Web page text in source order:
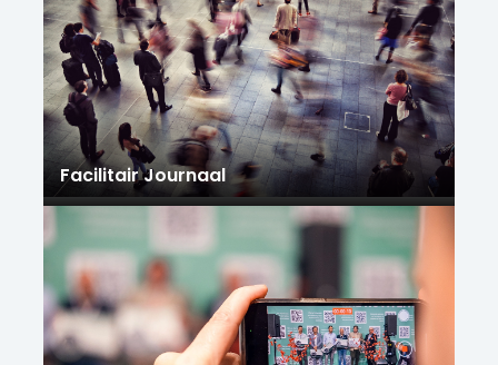
Facilitair Journaal